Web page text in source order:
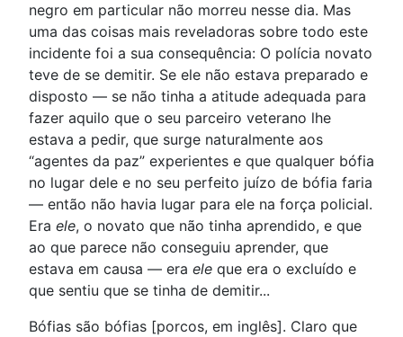
negro em particular não morreu nesse dia. Mas
uma das coisas mais reveladoras sobre todo este
incidente foi a sua consequência: O polícia novato
teve de se demitir. Se ele não estava preparado e
disposto — se não tinha a atitude adequada para
fazer aquilo que o seu parceiro veterano lhe
estava a pedir, que surge naturalmente aos
“agentes da paz” experientes e que qualquer bófia
no lugar dele e no seu perfeito juízo de bófia faria
— então não havia lugar para ele na força policial.
Era ele, o novato que não tinha aprendido, e que
ao que parece não conseguiu aprender, que
estava em causa — era ele que era o excluído e
que sentiu que se tinha de demitir...
Bófias são bófias [porcos, em inglês]. Claro que